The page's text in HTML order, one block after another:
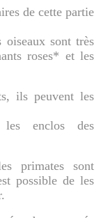
de cette partie
sont très
roses* et les
ils peuvent les
enclos des
primates sont
possible de les